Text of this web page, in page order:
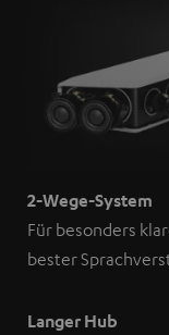
2-Wege-System
Für besonders
bester
Langer Hub